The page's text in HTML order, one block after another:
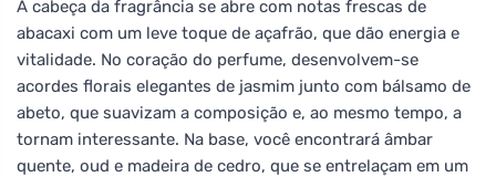
A cabeça da fragrância se abre com notas frescas de
abacaxi com um leve toque de açafrão, que dão energia e
vitalidade. No coração do perfume, desenvolvem-se
acordes florais elegantes de jasmim junto com bálsamo de
abeto, que suavizam a composição e, ao mesmo tempo, a
tornam interessante. Na base, você encontrará âmbar
quente, oud e madeira de cedro, que se entrelaçam em um